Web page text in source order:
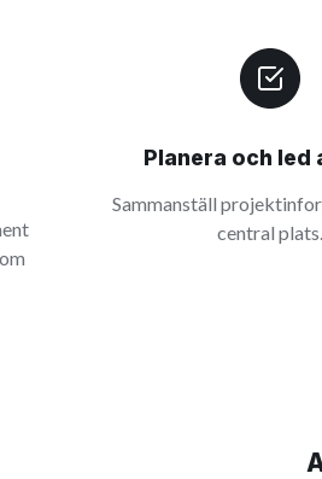
Planera och led
Sammanställ
central plats.